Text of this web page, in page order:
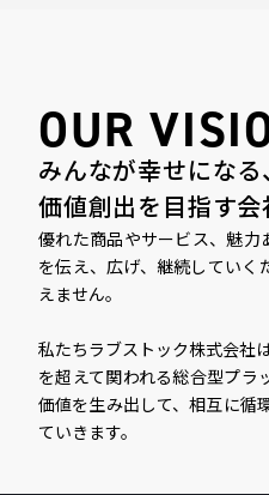
OUR
みんなが幸せになる
価値創出を目指す会
優れた商品やサービス、魅力
を伝え、広げ、継続していく
えません。
私たちラブストック株式会社
を超えて関われる総合型プラ
価値を生み出して、相互に循
ていきます。